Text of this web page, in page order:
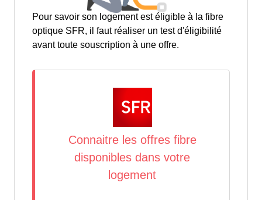
Pour savoir son logement est éligible à la fibre
optique SFR, il faut réaliser un test d'éligibilité
avant toute souscription à une offre.